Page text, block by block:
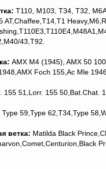
T110, M103, Т34, T32,
AT,Chaffee,T14,T1
43,T92.
AMX M4 (1945), AMX 50
Foch 155,Ac Mle
155 51,Lorr. 155 50,Bat.Chat.
Type 59,Type 62,T34,Type
ветка: Matilda Black